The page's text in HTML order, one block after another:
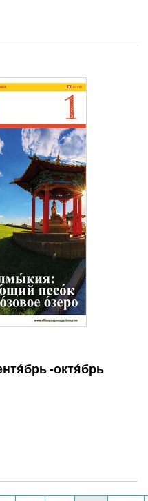
-октя́брь